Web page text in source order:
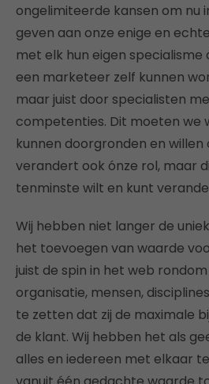
ongelimiteerde kansen om nu
geven aan onze enige en
met elk hun eigen specialisme
een marketeer zelf kunnen
maar juist door specialisten
competenties. Dit moeten we
kunnen doorgronden en
verandert ook ónze rol, maar
tenminste wilt en kunt
Wij hebben niet langer de
het toevoegen van waarde
juist de spin in het web
organisatie, mensen,
te zetten dat zij de maximale
de klant. Wij hebben het als
alles en iedereen met elkaar